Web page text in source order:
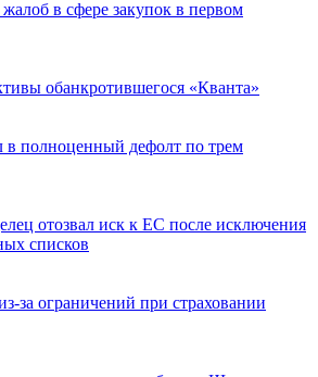
в сфере закупок в первом
обанкротившегося «Кванта»
в полноценный дефолт по трем
отозвал иск к ЕС после исключения
списков
за ограничений при страховании